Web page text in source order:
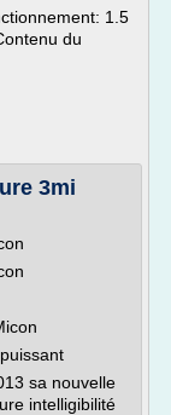
1.5
du
3mi
sa nouvelle
intelligibilité